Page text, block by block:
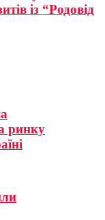
із “Родовід
ринку